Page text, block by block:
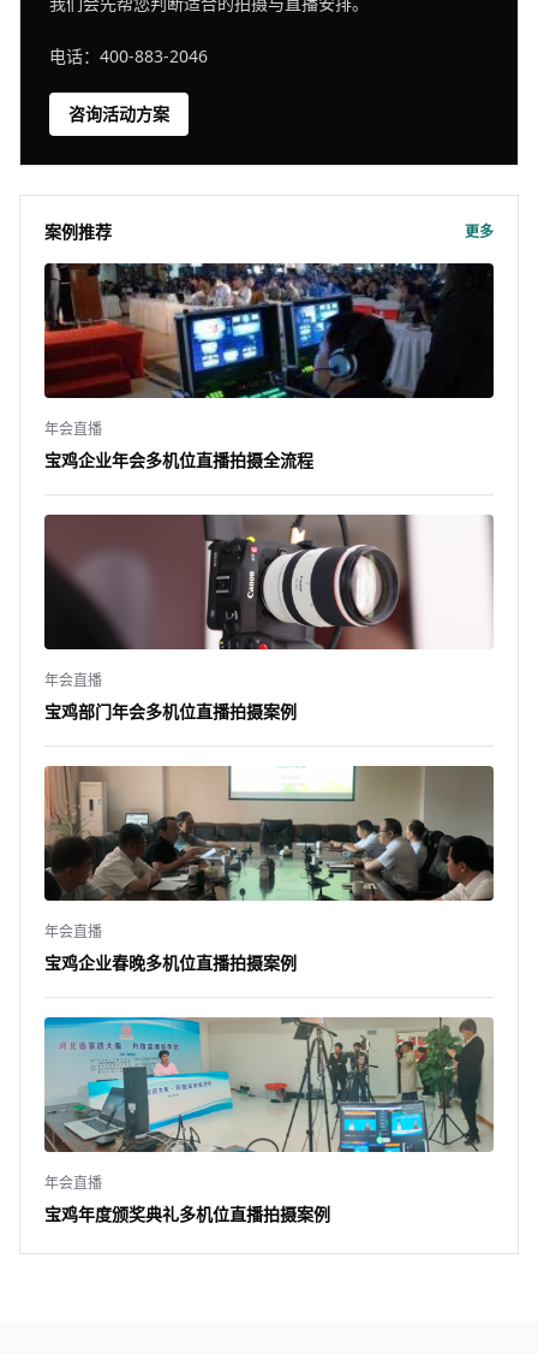
电话：400-883-2046
咨询活动方案
案例推荐 更多
年会直播
宝鸡企业年会多机位直播拍摄全流程
年会直播
宝鸡部门年会多机位直播拍摄案例
年会直播
宝鸡企业春晚多机位直播拍摄案例
年会直播
宝鸡年度颁奖典礼多机位直播拍摄案例